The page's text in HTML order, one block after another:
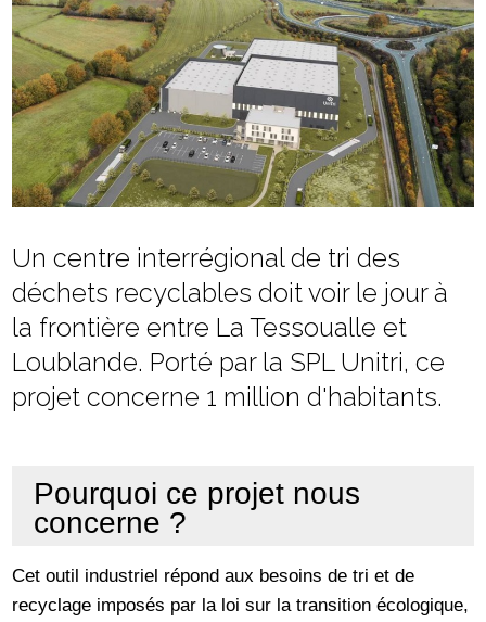
Un centre interrégional de tri des
déchets recyclables doit voir le jour à
la frontière entre La Tessoualle et
Loublande. Porté par la SPL Unitri, ce
projet concerne 1 million d'habitants.
Pourquoi ce projet nous
concerne ?
Cet outil industriel répond aux besoins de tri et de
recyclage imposés par la loi sur la transition écologique,